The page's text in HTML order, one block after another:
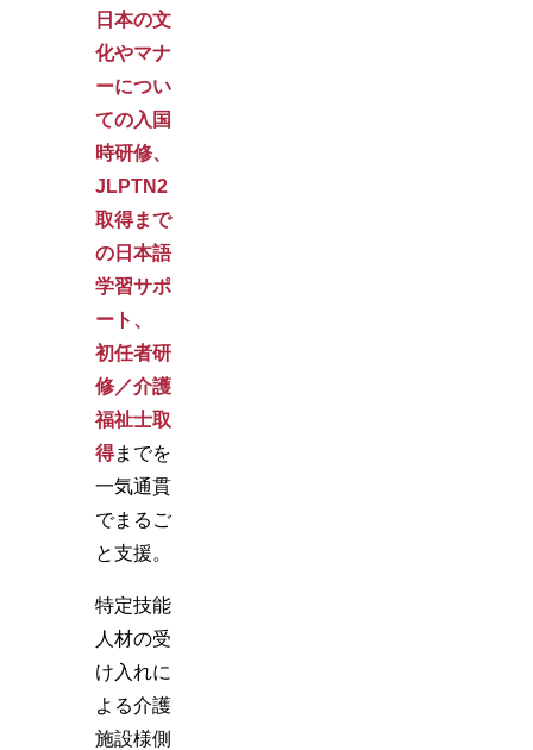
日本の文
化やマナ
ーについ
ての入国
時研修、
JLPTN2
取得まで
の日本語
学習サポ
ート、
初任者研
修／介護
福祉士取
得までを
一気通貫
でまるご
と支援。
特定技能
人材の受
け入れに
よる介護
施設様側